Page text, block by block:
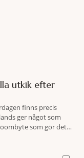
utkik efter
finns precis
ger något som
som gör det